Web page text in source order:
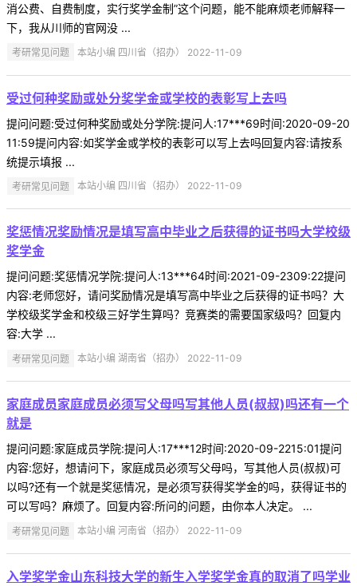
消公费、自费制度，实行奖学金制”这个问题，能不能麻烦老师解释一
下，我从川师的官网没 ...
考研常见问题 本站小编 四川省（招办） 2022-11-09
受过何种奖励或处分奖学金或学校的表彰写上去吗
提问问题:受过何种奖励或处分学院:提问人:17***69时间:2020-09-20
11:59提问内容:如奖学金或学校的表彰可以写上去吗回复内容:请按系
统提示填报 ...
考研常见问题 本站小编 四川省（招办） 2022-11-09
奖惩情况奖励情况是填写高中毕业之后获得的证书吗大学校级
奖学金
提问问题:奖惩情况学院:提问人:13***64时间:2021-09-2309:22提问
内容:老师您好，请问奖励情况是填写高中毕业之后获得的证书吗？大
学校级奖学金和校级三好学生算吗？竞赛类的需要国家级吗？回复内
容:大学 ...
考研常见问题 本站小编 湖南省（招办） 2022-11-09
家庭成员家庭成员必须写父母吗写其他人员(叔叔)吗还有一个
就是
提问问题:家庭成员学院:提问人:17***12时间:2020-09-2215:01提问
内容:您好，想请问下，家庭成员必须写父母吗，写其他人员(叔叔)可
以吗?还有一个就是奖惩情况，是必须写获得奖学金的吗，获得证书的
可以写吗？麻烦了。回复内容:所问的问题，由你本人决定。 ...
考研常见问题 本站小编 河南省（招办） 2022-11-09
入学奖学金山东科技大学的新生入学奖学金真的取消了吗学业